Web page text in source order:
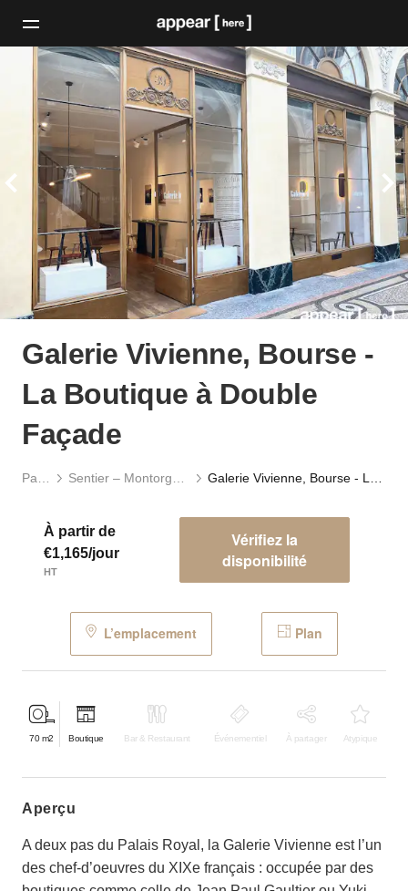
Galerie Vivienne, Bourse -
La Boutique à Double
Façade
À partir de
€1,165/jour
HT
Vérifiez la
disponibilité
L’emplacement Plan
70 m2 Boutique Bar & Restaurant Événementiel À partager Atypique
aperçu
A deux pas du Palais Royal, la Galerie Vivienne est l’un
des chef-d’oeuvres du XIXe français : occupée par des